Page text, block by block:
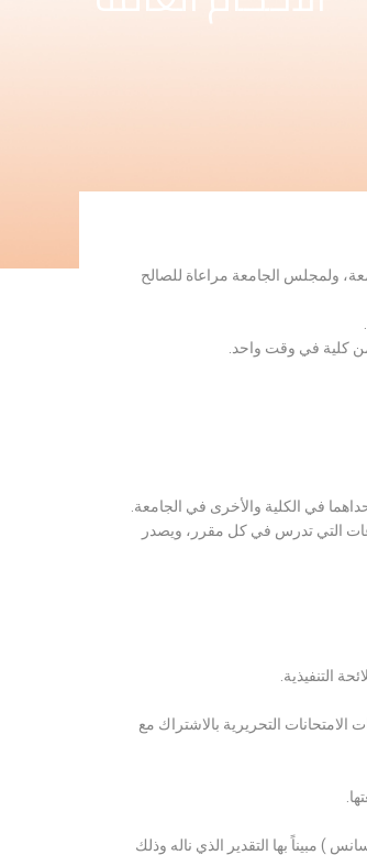
ولمجلس الجامعة مراعاة للصالح
من كلية في وقت واحد.
في الكلية والأخرى في الجامعة.
التي تدرس في كل مقرر، ويصدر
التنفيذية.
التحريرية بالاشتراك مع
) مبيناً بها التقدير الذي ناله وذلك